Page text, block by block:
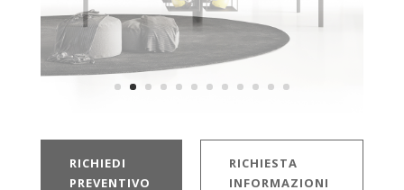
RICHIEDI
PREVENTIVO
RICHIESTA
INFORMAZIONI